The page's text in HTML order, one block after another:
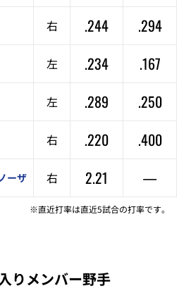
右 .244
.294
左 .234
.167
左 .289
.250
右 .220
.400
ーザ 右 2.21 —
※直近打率は直近5試合の打率です。
りメンバー野手